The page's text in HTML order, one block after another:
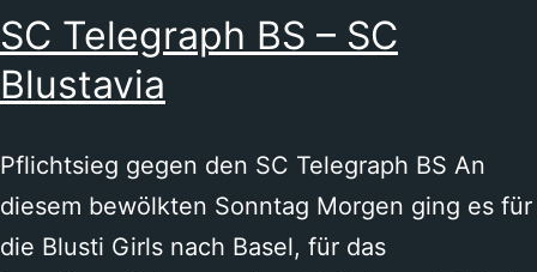
SC Telegraph BS – SC
Blustavia
Pflichtsieg gegen den SC Telegraph BS An
diesem bewölkten Sonntag Morgen ging es für
die Blusti Girls nach Basel, für das